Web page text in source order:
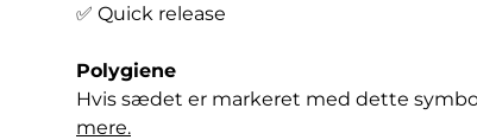
✅ Quick release
Polygiene
Hvis sædet er markeret med dette
mere.